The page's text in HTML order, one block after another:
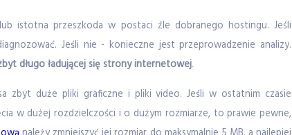
istotna przeszkoda w postaci źle dobranego hostingu. Jeśli
Jeśli nie - konieczne jest przeprowadzenie analizy.
długo ładującej się strony internetowej.
zbyt duże pliki graficzne i pliki video. Jeśli w ostatnim czasie
w dużej rozdzielczości i o dużym rozmiarze, to prawie pewne,